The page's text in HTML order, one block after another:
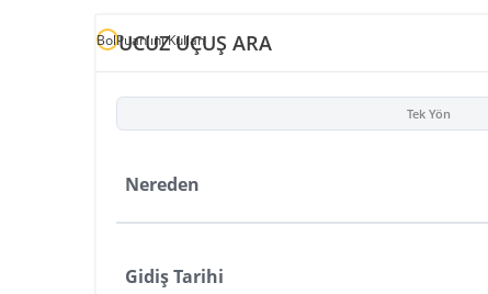
UCUZ UÇUŞ ARA
BolPuan'ını Kullan
Tek Yön
Nereden
Gidiş Tarihi